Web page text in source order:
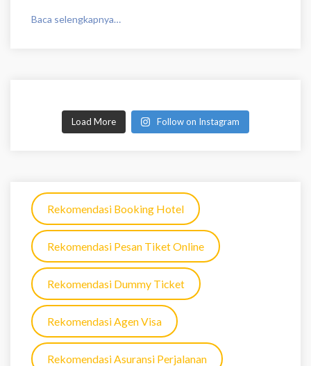
Baca selengkapnya…
Load More Follow on Instagram
Rekomendasi Booking Hotel
Rekomendasi Pesan Tiket Online
Rekomendasi Dummy Ticket
Rekomendasi Agen Visa
Rekomendasi Asuransi Perjalanan